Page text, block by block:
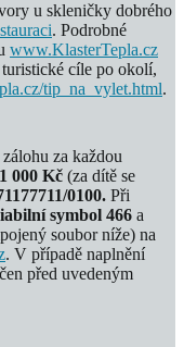
u skleničky dobrého
. Podrobné
www.KlasterTepla.cz
cíle po okolí,
tip_na_vylet.html.
za každou
1 000 Kč (za dítě se
0100. Při
symbol 466 a
soubor níže) na
. V případě naplnění
před uvedeným